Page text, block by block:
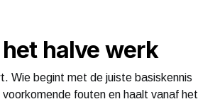
halve werk
Wie begint met de juiste basiskennis
fouten en haalt vanaf het